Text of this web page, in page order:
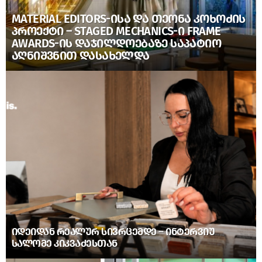
MATERIAL EDITORS-ᲘᲡᲐ ᲓᲐ ᲗᲔᲝᲜᲐ ᲙᲝᲮᲝᲫᲘᲡ
ᲞᲠᲝᲔᲥᲢᲘ – STAGED MECHANICS-Ი FRAME
AWARDS-ᲘᲡ ᲓᲐᲯᲘᲚᲓᲝᲔᲑᲐᲖᲔ ᲡᲐᲞᲐᲢᲘᲝ
ᲐᲦᲜᲘᲨᲕᲜᲘᲗ ᲓᲐᲡᲐᲮᲔᲚᲓᲐ
ᲘᲓᲔᲘᲓᲐᲜ ᲠᲔᲐᲚᲣᲠ ᲡᲘᲕᲠᲪᲔᲛᲓᲔ – ᲘᲜᲢᲔᲠᲕᲘᲣ
ᲡᲐᲚᲝᲛᲔ ᲙᲘᲙᲕᲐᲫᲔᲡᲗᲐᲜ